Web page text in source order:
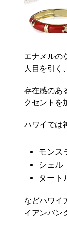
エナメルの
人目を引く
存在感のあ
クセントを
ハワイでは
モンス
シェル
タート
などハワイ
イアンバン